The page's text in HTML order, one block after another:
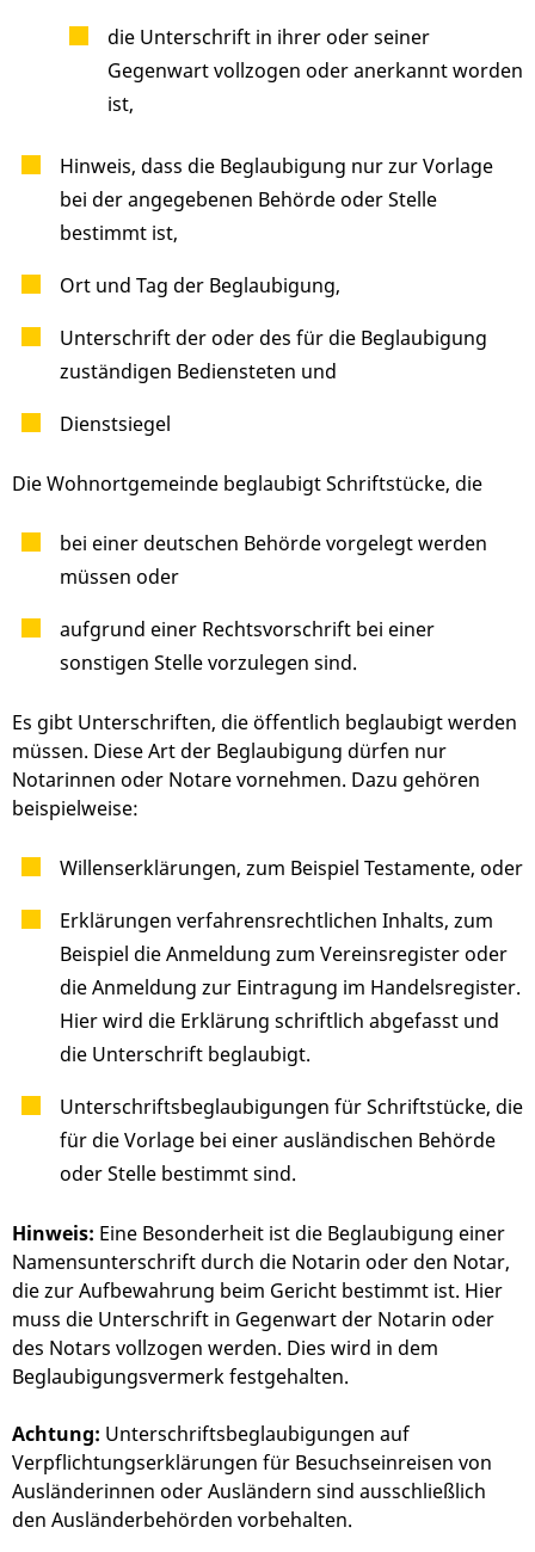
die Unterschrift in ihrer oder seiner
Gegenwart vollzogen oder anerkannt worden
ist,
Hinweis, dass die Beglaubigung nur zur Vorlage
bei der angegebenen Behörde oder Stelle
bestimmt ist,
Ort und Tag der Beglaubigung,
Unterschrift der oder des für die Beglaubigung
zuständigen Bediensteten und
Dienstsiegel
Die Wohnortgemeinde beglaubigt Schriftstücke, die
bei einer deutschen Behörde vorgelegt werden
müssen oder
aufgrund einer Rechtsvorschrift bei einer
sonstigen Stelle vorzulegen sind.
Es gibt Unterschriften, die öffentlich beglaubigt werden
müssen. Diese Art der Beglaubigung dürfen nur
Notarinnen oder Notare vornehmen. Dazu gehören
beispielweise:
Willenserklärungen, zum Beispiel Testamente, oder
Erklärungen verfahrensrechtlichen Inhalts, zum
Beispiel die Anmeldung zum Vereinsregister oder
die Anmeldung zur Eintragung im Handelsregister.
Hier wird die Erklärung schriftlich abgefasst und
die Unterschrift beglaubigt.
Unterschriftsbeglaubigungen für Schriftstücke, die
für die Vorlage bei einer ausländischen Behörde
oder Stelle bestimmt sind.
Hinweis: Eine Besonderheit ist die Beglaubigung einer
Namensunterschrift durch die Notarin oder den Notar,
die zur Aufbewahrung beim Gericht bestimmt ist. Hier
muss die Unterschrift in Gegenwart der Notarin oder
des Notars vollzogen werden. Dies wird in dem
Beglaubigungsvermerk festgehalten.
Achtung: Unterschriftsbeglaubigungen auf
Verpflichtungserklärungen für Besuchseinreisen von
Ausländerinnen oder Ausländern sind ausschließlich
den Ausländerbehörden vorbehalten.